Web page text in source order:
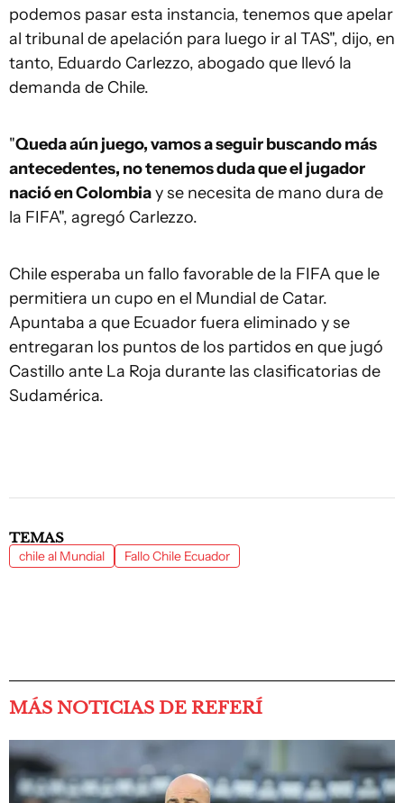
podemos pasar esta instancia, tenemos que apelar
al tribunal de apelación para luego ir al TAS", dijo, en
tanto, Eduardo Carlezzo, abogado que llevó la
demanda de Chile.
"Queda aún juego, vamos a seguir buscando más
antecedentes, no tenemos duda que el jugador
nació en Colombiay se necesita de mano dura de
la FIFA", agregó Carlezzo.
Chile esperaba un fallo favorable de la FIFA que le
permitiera un cupo en el Mundial de Catar.
Apuntaba a que Ecuador fuera eliminado y se
entregaran los puntos de los partidos en que jugó
Castillo ante La Roja durante las clasificatorias de
Sudamérica.
TEMAS
chile al Mundial Fallo Chile Ecuador
MÁS NOTICIAS DE REFERÍ